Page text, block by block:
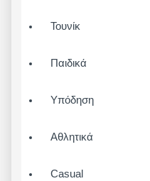
Τουνίκ
Παιδικά
Υπόδηση
Αθλητικά
Casual